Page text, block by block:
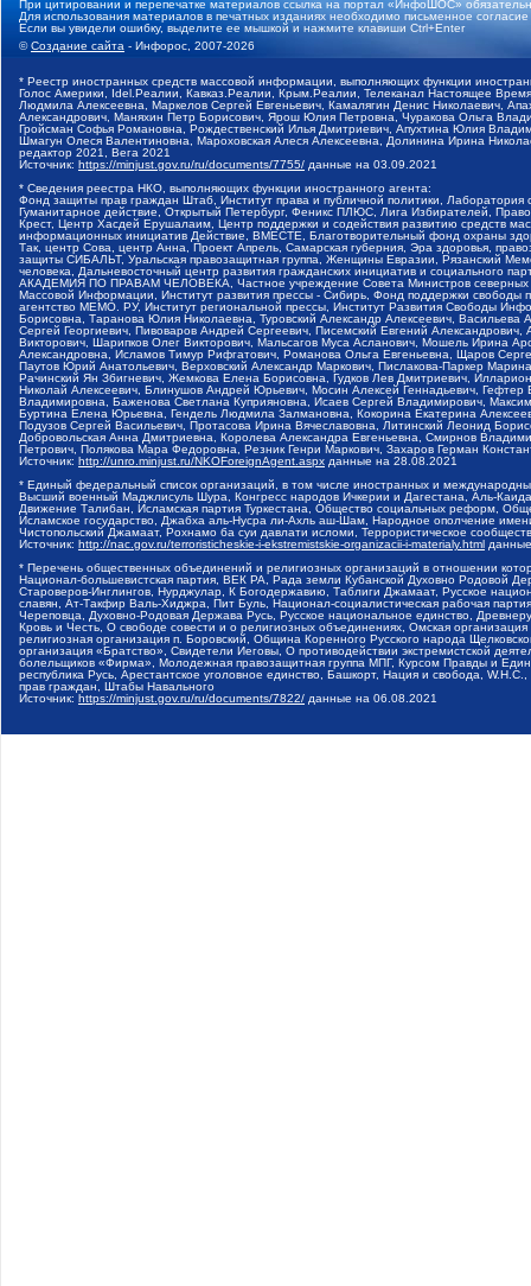
При цитировании и перепечатке материалов ссылка на портал «ИнфоШОС»
Для использования материалов в печатных изданиях необходимо письменное
Если вы увидели ошибку, выделите ее мышкой и нажмите клавиши Ctrl+Enter
©Создание сайта - Инфорос, 2007-2026
* Реестр иностранных средств массовой информации, выполняющих функции
Голос Америки, Idel.Реалии, Кавказ.Реалии, Крым.Реалии, Телеканал Настоящее
Людмила Алексеевна, Маркелов Сергей Евгеньевич, Камалягин Денис Николаевич,
Александрович, Маняхин Петр Борисович, Ярош Юлия Петровна, Чуракова Ольга
Гройсман Софья Романовна, Рождественский Илья Дмитриевич, Апухтина Юлия
Шмагун Олеся Валентиновна, Мароховская Алеся Алексеевна, Долинина Ирина
редактор 2021, Вега 2021
Источник: https://minjust.gov.ru/ru/documents/7755/ данные на 03.09.2021
* Сведения реестра НКО, выполняющих функции иностранного агента:
Фонд защиты прав граждан Штаб, Институт права и публичной политики,
Гуманитарное действие, Открытый Петербург, Феникс ПЛЮС, Лига Избирателей,
Крест, Центр Хасдей Ерушалаим, Центр поддержки и содействия развитию средств
информационных инициатив Действие, ВМЕСТЕ, Благотворительный фонд охраны
Так, центр Сова, центр Анна, Проект Апрель, Самарская губерния, Эра здоровья,
защиты СИБАЛЬТ, Уральская правозащитная группа, Женщины Евразии, Рязанский
человека, Дальневосточный центр развития гражданских инициатив и социального
АКАДЕМИЯ ПО ПРАВАМ ЧЕЛОВЕКА, Частное учреждение Совета Министров северных
Массовой Информации, Институт развития прессы - Сибирь, Фонд поддержки
агентство МЕМО. РУ, Институт региональной прессы, Институт Развития Свободы
Борисовна, Таранова Юлия Николаевна, Туровский Александр Алексеевич,
Сергей Георгиевич, Пивоваров Андрей Сергеевич, Писемский Евгений
Викторович, Шарипков Олег Викторович, Мальсагов Муса Асланович, Мошель Ирина
Александровна, Исламов Тимур Рифгатович, Романова Ольга Евгеньевна, Щаров
Паутов Юрий Анатольевич, Верховский Александр Маркович, Пислакова-Паркер
Рачинский Ян Збигневич, Жемкова Елена Борисовна, Гудков Лев Дмитриевич,
Николай Алексеевич, Блинушов Андрей Юрьевич, Мосин Алексей Геннадьевич,
Владимировна, Баженова Светлана Куприяновна, Исаев Сергей Владимирович,
Буртина Елена Юрьевна, Гендель Людмила Залмановна, Кокорина Екатерина
Подузов Сергей Васильевич, Протасова Ирина Вячеславовна, Литинский Леонид
Добровольская Анна Дмитриевна, Королева Александра Евгеньевна, Смирнов
Петрович, Полякова Мара Федоровна, Резник Генри Маркович, Захаров Герман
Источник: http://unro.minjust.ru/NKOForeignAgent.aspx данные на 28.08.2021
* Единый федеральный список организаций, в том числе иностранных и
Высший военный Маджлисуль Шура, Конгресс народов Ичкерии и Дагестана, Аль-
Движение Талибан, Исламская партия Туркестана, Общество социальных реформ,
Исламское государство, Джабха аль-Нусра ли-Ахль аш-Шам, Народное ополчение
Чистопольский Джамаат, Рохнамо ба суи давлати исломи, Террористическое
Источник: http://nac.gov.ru/terroristicheskie-i-ekstremistskie-organizacii-i-materialy.html
* Перечень общественных объединений и религиозных организаций в отношении
Национал-большевистская партия, ВЕК РА, Рада земли Кубанской Духовно Родовой
Староверов-Инглингов, Нурджулар, К Богодержавию, Таблиги Джамаат, Русское
славян, Ат-Такфир Валь-Хиджра, Пит Буль, Национал-социалистическая рабочая
Череповца, Духовно-Родовая Держава Русь, Русское национальное единство,
Кровь и Честь, О свободе совести и о религиозных объединениях, Омская
религиозная организация п. Боровский, Община Коренного Русского народа
организация «Братство», Свидетели Иеговы, О противодействии экстремистской
болельщиков «Фирма», Молодежная правозащитная группа МПГ, Курсом Правды и
республика Русь, Арестантское уголовное единство, Башкорт, Нация и свобода,
прав граждан, Штабы Навального
Источник: https://minjust.gov.ru/ru/documents/7822/ данные на 06.08.2021